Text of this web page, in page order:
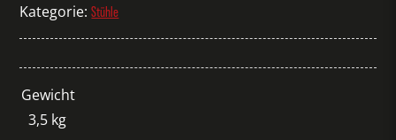
schwarz
Kategorie:Stühle
Gewicht
3,5 kg